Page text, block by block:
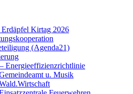
Erdäpfel Kirtag 2026
(Agenda21)
Energieeffizienzrichtlinie
u. Musik